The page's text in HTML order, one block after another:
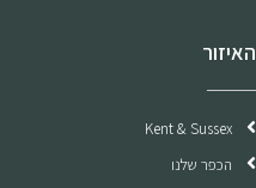
האיזור
Kent & Sussex
הכפר שלנו